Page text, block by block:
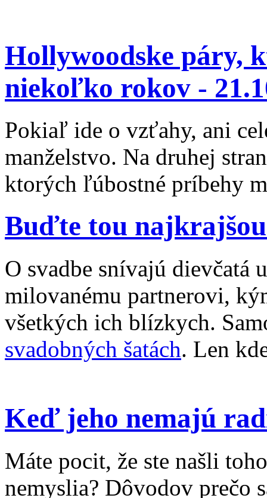
Hollywoodske páry,
niekoľko rokov -
Pokiaľ ide o vzťahy, ani
manželstvo. Na druhej
ktorých ľúbostné príbehy
Buďte tou
O svadbe snívajú dievčatá
milovanému partnerovi,
všetkých ich blízkych.
svadobných šatách. Len
Keď jeho nemajú
Máte pocit, že ste našli
nemyslia? Dôvodov prečo